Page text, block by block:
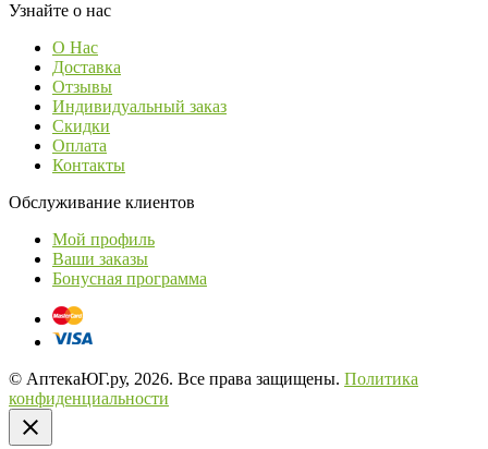
Узнайте о нас
О Нас
Доставка
Отзывы
Индивидуальный заказ
Скидки
Оплата
Контакты
Обслуживание клиентов
Мой профиль
Ваши заказы
Бонусная программа
© АптекаЮГ.ру, 2026. Все права защищены. Политика
конфиденциальности